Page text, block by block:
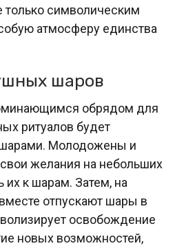
только символическим
атмосферу единства
шаров
обрядом для
ритуалов будет
Молодожены и
свои желания на небольших
их к шарам. Затем, на
отпускают шары в
освобождение
новых возможностей,